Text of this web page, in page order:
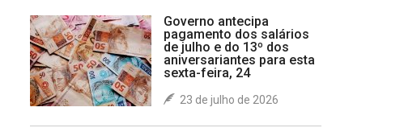
Governo antecipa
pagamento dos salários
de julho e do 13º dos
aniversariantes para esta
sexta-feira, 24
23 de julho de 2026